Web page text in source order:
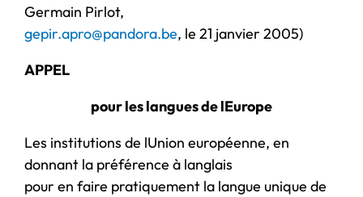
Germain Pirlot,
gepir.apro@pandora.be, le 21 janvier 2005)
APPEL
pour les langues de lEurope
Les institutions de lUnion européenne, en
donnant la préférence à langlais
pour en faire pratiquement la langue unique de